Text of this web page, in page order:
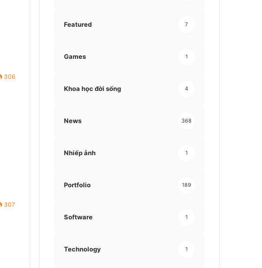
306
307
Featured 7
Games 1
Khoa học đời sống 4
News 368
Nhiếp ảnh 1
Portfolio 189
Software 1
Technology 1